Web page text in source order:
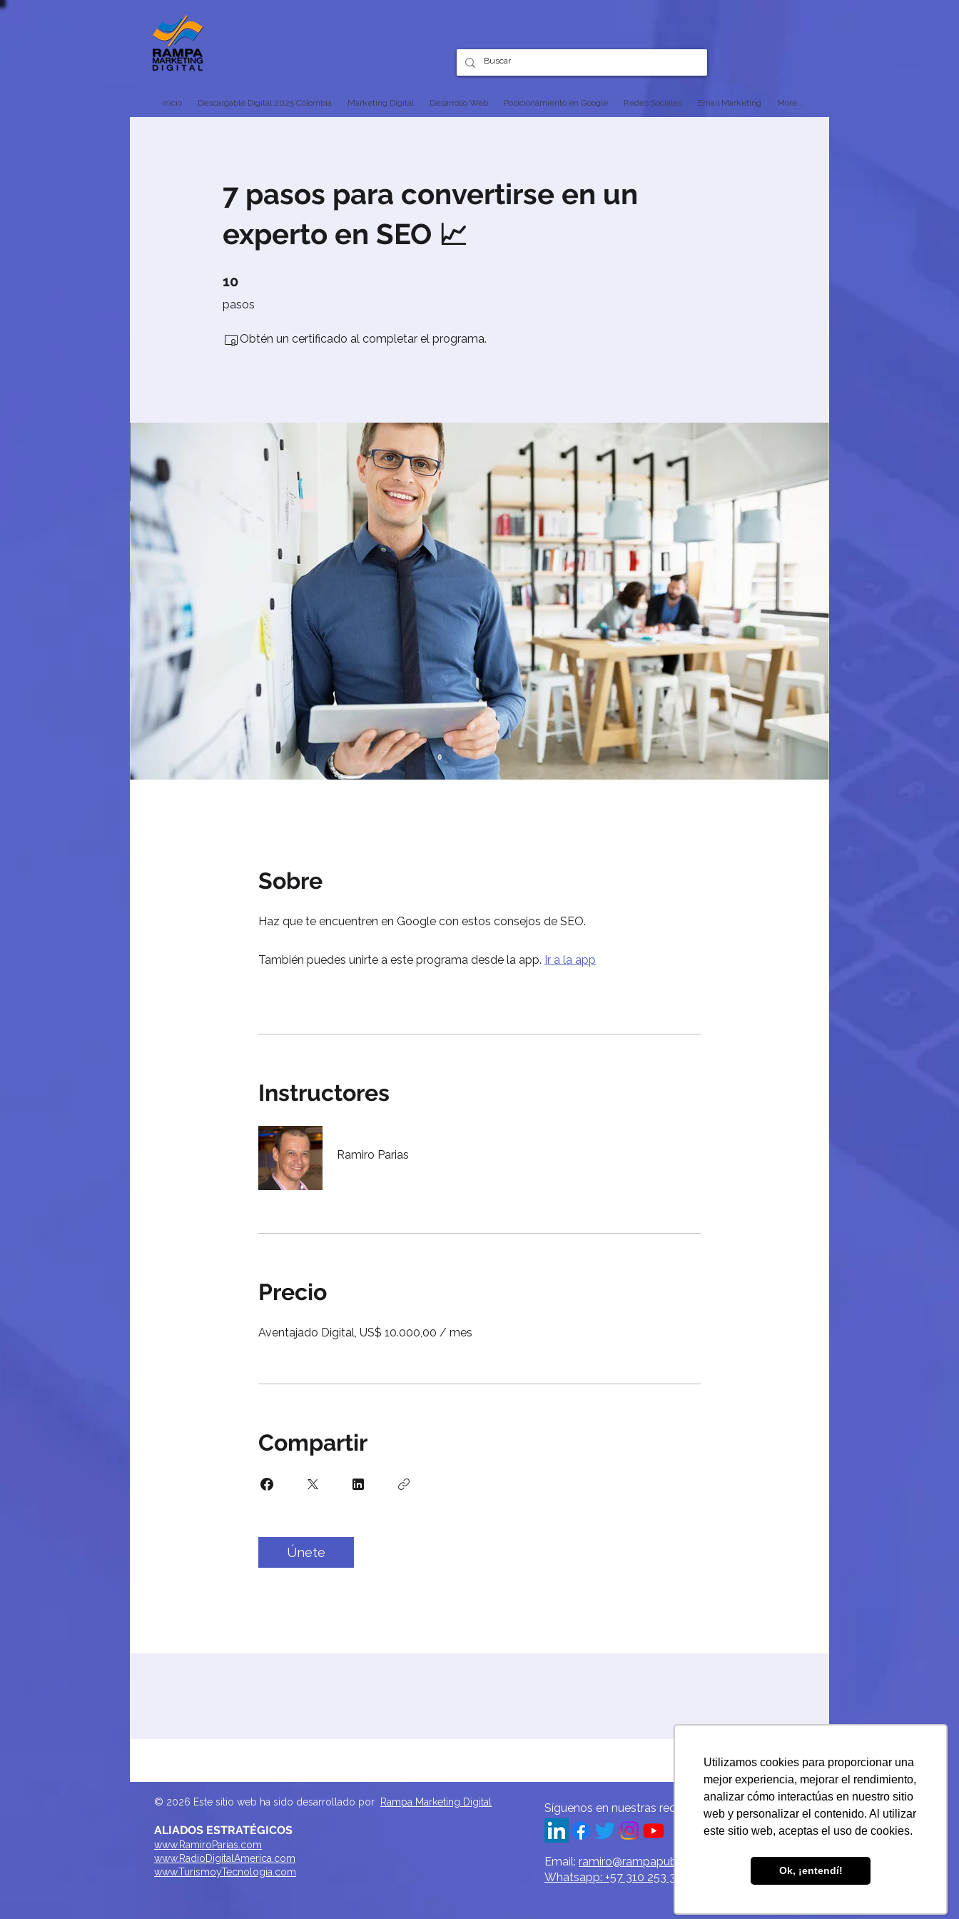
Utilizamos cookies para proporcionar una
mejor experiencia, mejorar el rendimiento,
analizar cómo interactúas en nuestro sitio
web y personalizar el contenido. Al utilizar
este sitio web, aceptas el uso de cookies.
Ok, ¡entendí!
Inicio Descargable Digital 2025 Colombia Marketing Digital Desarrollo Web Posicionamiento en Google Redes Sociales Email Marketing More...
7 pasos para convertirse en un
experto en SEO 📈
10
pasos
Obtén un certificado al completar el programa.
Sobre
Haz que te encuentren en Google con estos consejos de SEO.
También puedes unirte a este programa desde la app. Ir a la app
Instructores
Ramiro Parias
Precio
Aventajado Digital, US$ 10.000,00 / mes
Compartir
Únete
© 2026 Este sitio web ha sido desarrollado por Rampa Marketing Digital
ALIADOS ESTRATÉGICOS
www.RamiroParias.com
www.RadioDigitalAmerica.com
www.TurismoyTecnologia.com
Síguenos en nuestras redes sociales:
Email: ramiro@rampapublicidad.com
Whatsapp: +57 310 253 3731